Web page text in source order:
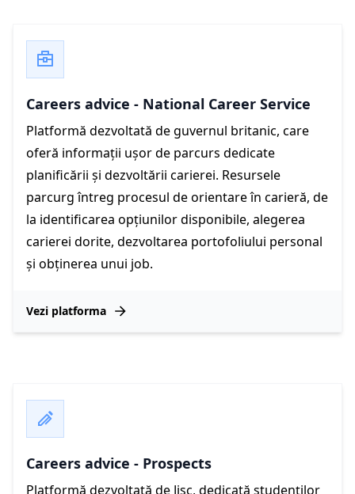
Careers advice - National Career Service
Platformă dezvoltată de guvernul britanic, care
oferă informații ușor de parcurs dedicate
planificării și dezvoltării carierei. Resursele
parcurg întreg procesul de orientare în carieră, de
la identificarea opțiunilor disponibile, alegerea
carierei dorite, dezvoltarea portofoliului personal
și obținerea unui job.
Vezi platforma
Careers advice - Prospects
Platformă dezvoltată de Jisc, dedicată studenților